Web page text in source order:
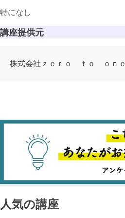
特になし
講座提供元
株式会社ｚｅｒｏ ｔｏ ｏｎｅ
人気の講座